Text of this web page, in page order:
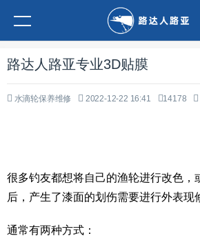
路达人路亚专业3D贴膜
水滴轮保养维修 2022-12-22 16:41 14178
很多钓友都想将自己的渔轮进行改色，
后，产生了漆面的划伤需要进行外表现
通常有两种方式：